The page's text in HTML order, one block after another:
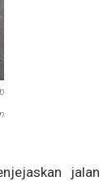
jalan